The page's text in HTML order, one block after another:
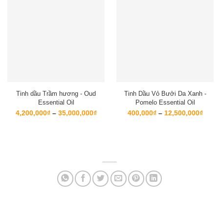
Tinh dầu Trầm hương - Oud
Essential Oil
4,200,000₫ – 35,000,000₫Khoảng
Tinh Dầu Vỏ Bưởi Da Xanh -
Pomelo Essential Oil
400,000₫ – 12,500,000₫